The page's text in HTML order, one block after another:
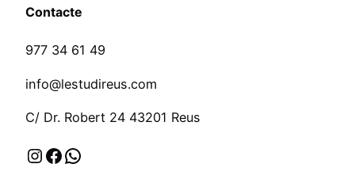
Contacte
977 34 61 49
info@lestudireus.com
C/ Dr. Robert 24 43201 Reus
Instagram Facebook WhatsApp